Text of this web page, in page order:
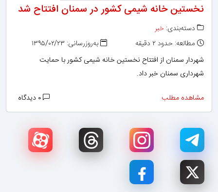
نخستین خانه شیمی کشور در سمنان افتتاح شد
دسته‌بندی: خبر
مطالعه: حدود ۲ دقیقه
به‌روزرسانی: ۱۳۹۵/۰۲/۲۳
شهردار سمنان از افتتاح نخستین خانه شیمی کشور با حمایت
شهرداری سمنان خبر داد.
مشاهده مطلب